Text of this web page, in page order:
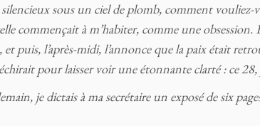
sous un ciel de plomb, comment
commençait à m’habiter, comme une obsession.
et puis, l’après-midi, l’annonce que la paix était
pour laisser voir une étonnante clarté : ce 28,
je dictais à ma secrétaire un exposé de six